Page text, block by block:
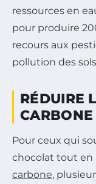
ressources en
pour produire
recours aux
pollution des
RÉDUIRE
Pour ceux qui
chocolat tout en
carbone,